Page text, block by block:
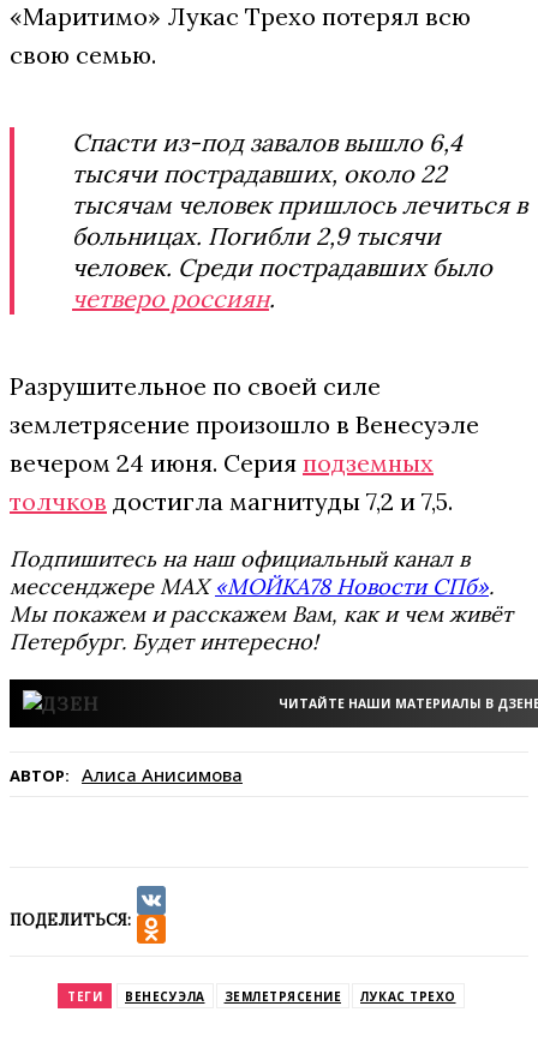
«Маритимо» Лукас Трехо потерял всю
свою семью.
Спасти из-под завалов вышло 6,4
тысячи пострадавших, около 22
тысячам человек пришлось лечиться в
больницах. Погибли 2,9 тысячи
человек. Среди пострадавших было
четверо россиян.
Разрушительное по своей силе
землетрясение произошло в Венесуэле
вечером 24 июня. Серия подземных
толчков достигла магнитуды 7,2 и 7,5.
Подпишитесь на наш официальный канал в
мессенджере MAX«МОЙКА78 Новости СПб».
Мы покажем и расскажем Вам, как и чем живёт
Петербург. Будет интересно!
ЧИТАЙТЕ НАШИ МАТЕРИАЛЫ В
АВТОР: Алиса Анисимова
ПОДЕЛИТЬСЯ:
VK
ТЕГИ ВЕНЕСУЭЛА ЗЕМЛЕТРЯСЕНИЕ ЛУКАС ТРЕХО